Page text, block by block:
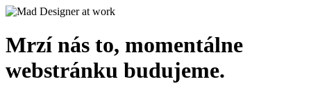
Mrzí nás to, momentálne
webstránku budujeme.